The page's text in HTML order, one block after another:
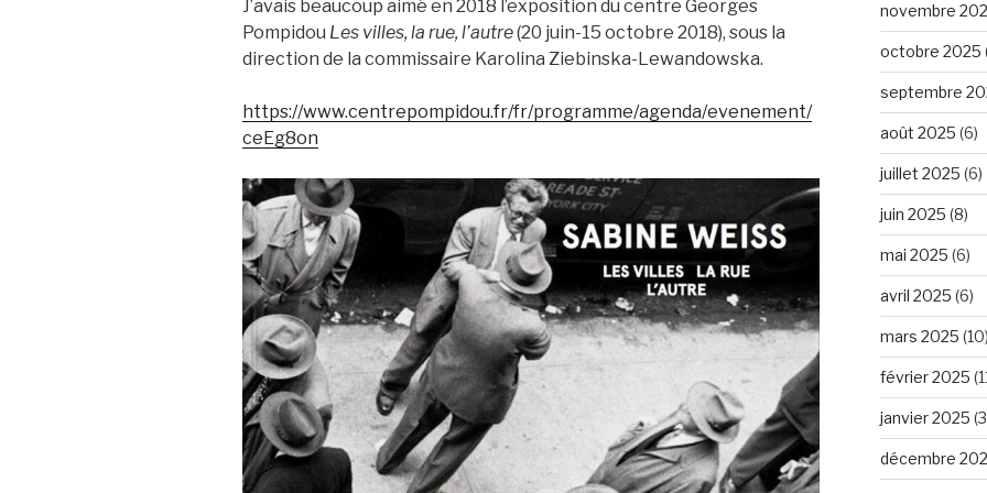
J’avais beaucoup aimé en 2018 l’exposition du centre Georges
Pompidou Les villes, la rue, l’autre(20 juin-15 octobre 2018), sous la
direction de la commissaire Karolina Ziebinska-Lewandowska.
https://www.centrepompidou.fr/fr/programme/agenda/evenement/
ceEg8on
novembre
octobre 2025
septembre
août 2025 (6)
juillet 2025 (6)
juin 2025 (8)
mai 2025 (6)
avril 2025 (6)
mars 2025 (10)
février 2025
janvier 2025
décembre